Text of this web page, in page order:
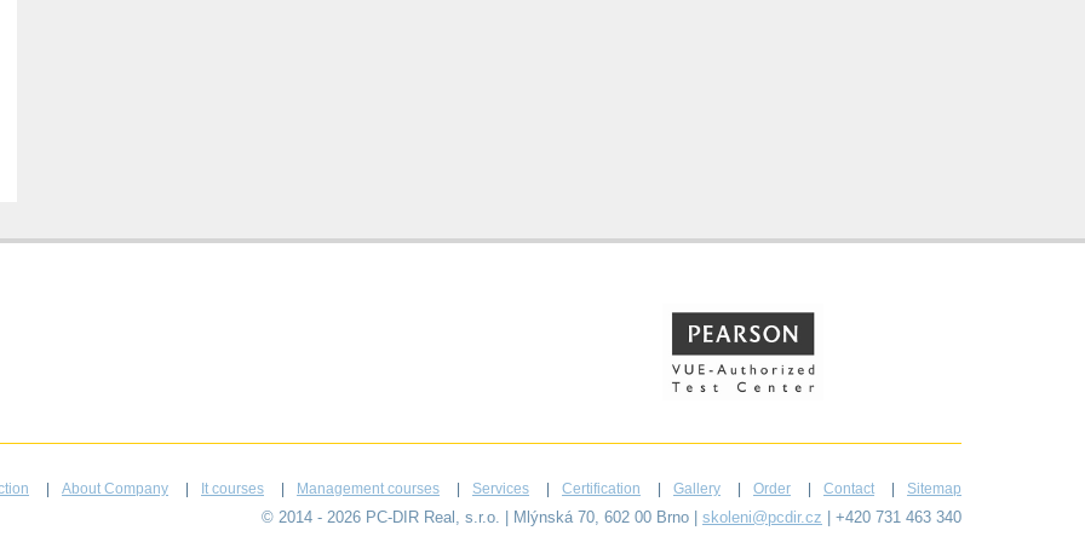
About Company It courses Management courses Services Certification Gallery Order Contact Sitemap
© 2014 - 2026 PC-DIR Real, s.r.o. | Mlýnská 70, 602 00 Brno | skoleni@pcdir.cz | +420 731 463 340